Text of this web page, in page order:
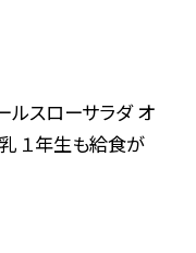
ルスローサラダ オ
１年生も給食が